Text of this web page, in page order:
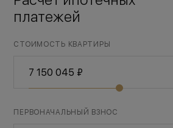
платежей
СТОИМОСТЬ КВАРТИРЫ
ПЕРВОНАЧАЛЬНЫЙ ВЗНОС